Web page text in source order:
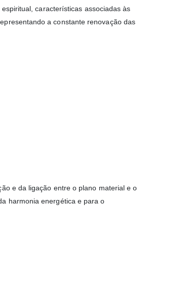
características associadas às
a constante renovação das
e da ligação entre o plano material e o
harmonia energética e para o